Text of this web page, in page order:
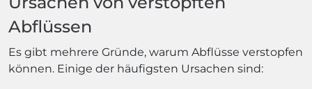
Abflüssen
Es gibt mehrere Gründe, warum Abflüsse verstopfen
können. Einige der häufigsten Ursachen sind: